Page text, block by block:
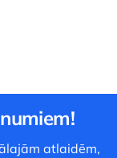
atlaidēm,